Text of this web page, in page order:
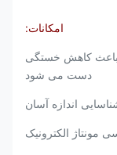
امکانات:
باعث کاهش خستگی
دست می شود